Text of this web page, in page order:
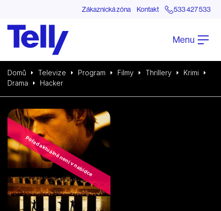
Zákaznická zóna Kontakt 533 427 533
Menu
Domů Televize Program Filmy Thrillery
Krimi
Drama
Hacker
Pořad aktuálně není v nabídce